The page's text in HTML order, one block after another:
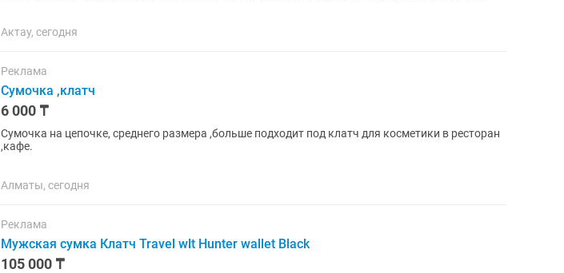
Актау, сегодня
Реклама
Сумочка ,клатч
6 000 ₸
Сумочка на цепочке, среднего размера ,больше подходит под клатч для косметики в ресторан
,кафе.
Алматы, сегодня
Реклама
Мужская сумка Клатч Travel wlt Hunter wallet Black
105 000 ₸